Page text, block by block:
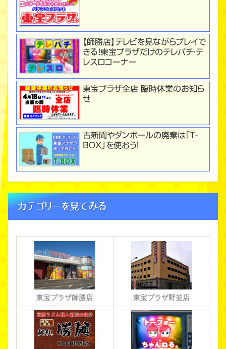
【師勝店】テレビを見ながらプレイで
きる！東宝プラザだけのテレパチ・テ
レスロコーナー
東宝プラザ全店 臨時休業のお知ら
せ
古新聞やダンボールの廃棄は「T-
BOX」を使おう！
カテゴリーを見てみる
東宝プラザ師勝店 東宝プラザ野並店